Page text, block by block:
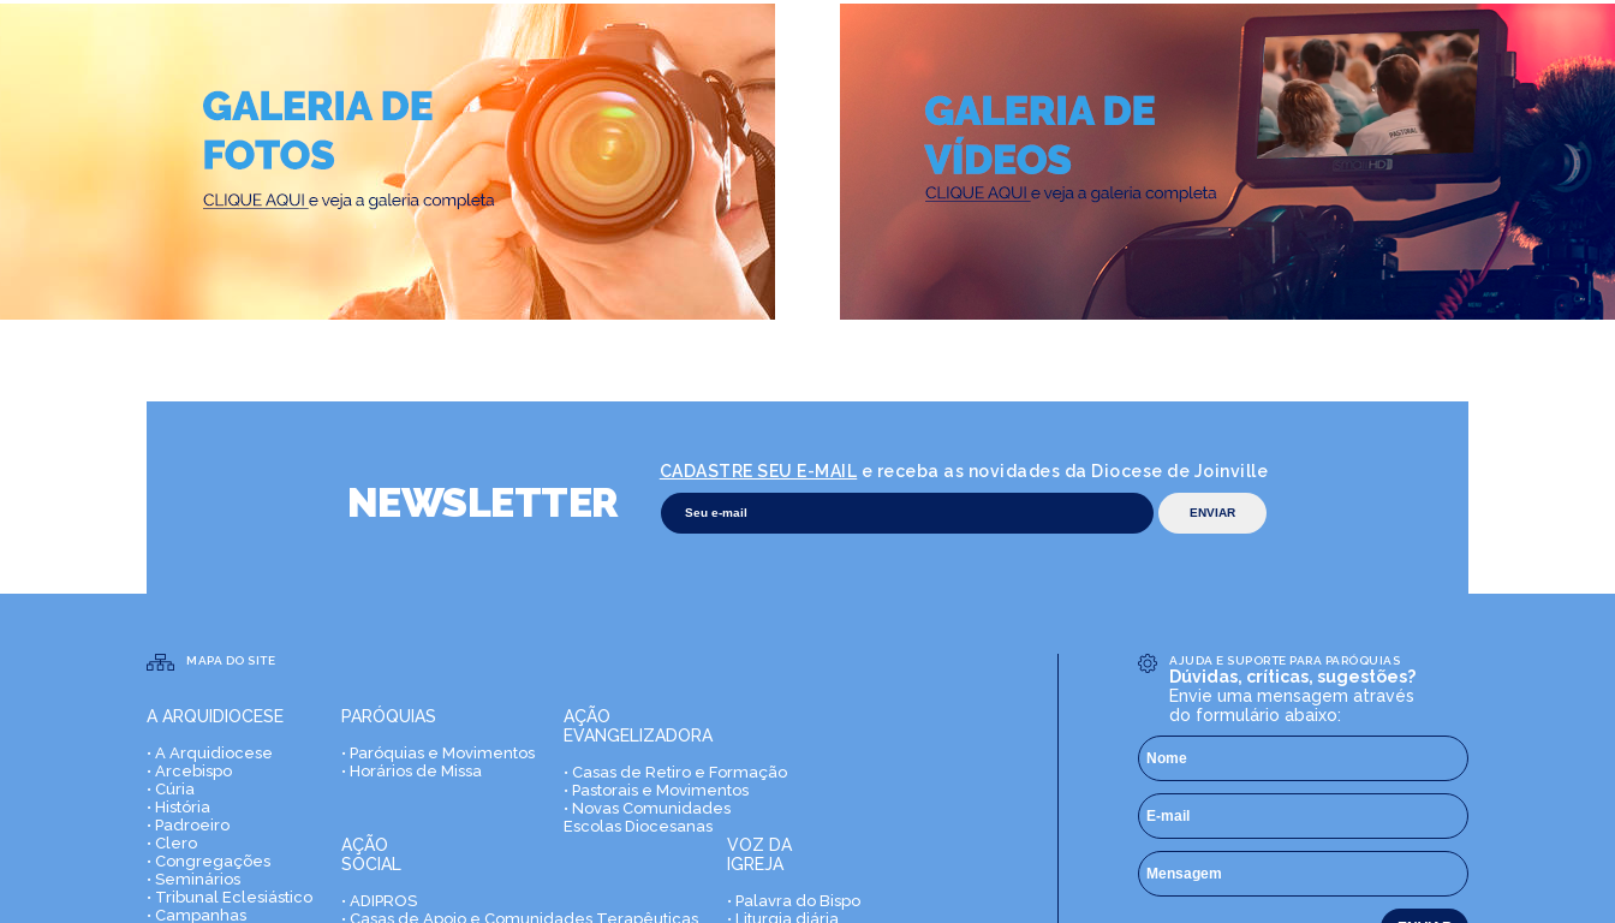
NEWSLETTER
CADASTRE SEU E-MAIL e receba as novidades da Diocese de Joinville
MAPA DO SITE
A ARQUIDIOCESE
• A Arquidiocese
• Arcebispo
• Cúria
• História
• Padroeiro
• Clero
• Congregações
• Seminários
• Tribunal Eclesiástico
• Campanhas
PARÓQUIAS
• Paróquias e Movimentos
• Horários de Missa
AÇÃO
EVANGELIZADORA
• Casas de Retiro e Formação
• Pastorais e Movimentos
• Novas Comunidades
Escolas Diocesanas
AÇÃO
SOCIAL
• ADIPROS
• Casas de Apoio e Comunidades Terapêuticas
VOZ DA
IGREJA
• Palavra do Bispo
• Liturgia diária
AJUDA E SUPORTE PARA PARÓQUIAS
Dúvidas, críticas, sugestões?
Envie uma mensagem através
do formulário abaixo: